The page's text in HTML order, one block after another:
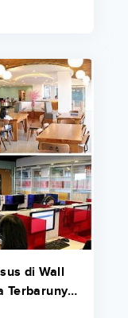
di Wall
Terbarunya